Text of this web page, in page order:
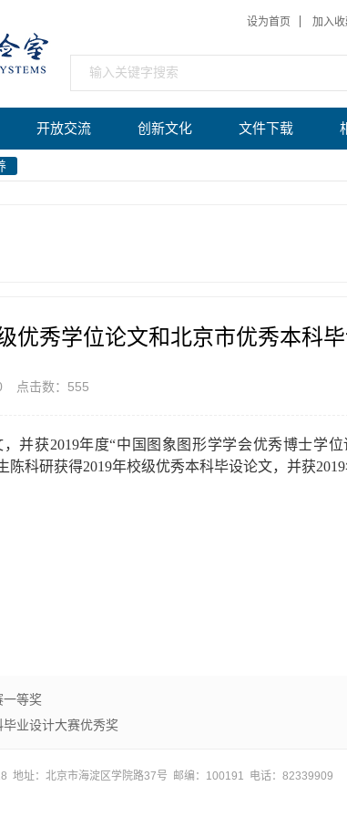
设为首页 加入
开放交流 创新文化 文件下载
优秀学位论文和北京市优秀本科
点击数： 555
并获2019年度“中国图象图形学学会优秀博士学位
陈科研获得2019年校级优秀本科毕设论文，并获2019
等奖
业设计大赛优秀奖
地址：北京市海淀区学院路37号 邮编：100191 电话：82339909